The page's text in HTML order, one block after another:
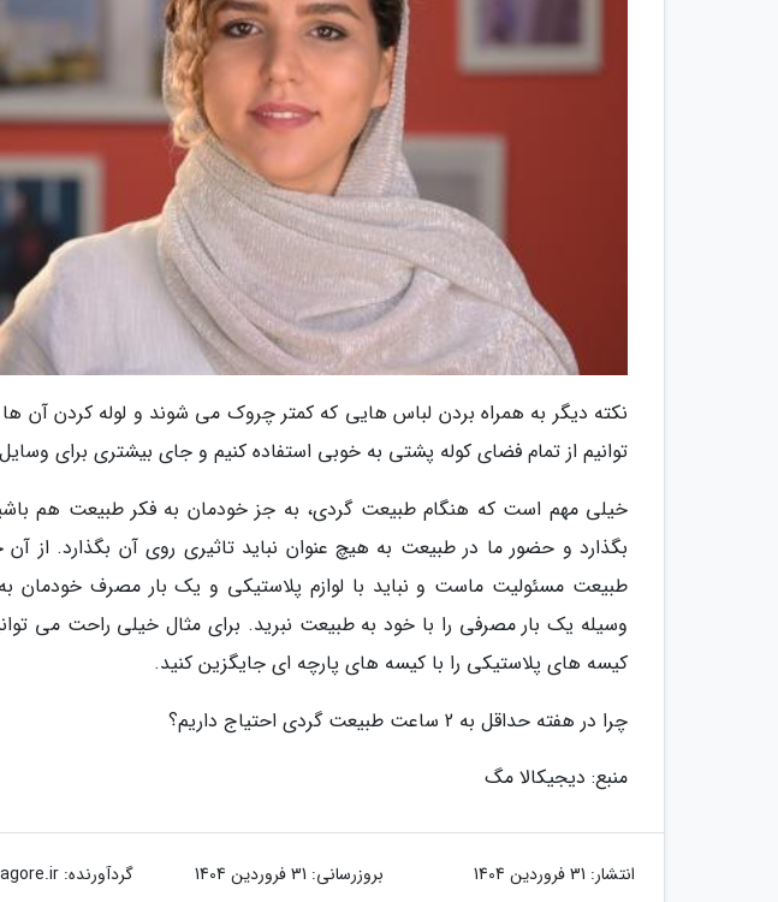
نکته دیگر به همراه بردن لباس هایی که کمتر چروک می شوند و لوله کردن آن
توانیم از تمام فضای کوله پشتی به خوبی استفاده کنیم و جای بیشتری برای
خیلی مهم است که هنگام طبیعت گردی، به جز خودمان به فکر طبیعت هم
بگذارد و حضور ما در طبیعت به هیچ عنوان نباید تاثیری روی آن بگذارد. از
طبیعت مسئولیت ماست و نباید با لوازم پلاستیکی و یک بار مصرف خودمان
وسیله یک بار مصرفی را با خود به طبیعت نبرید. برای مثال خیلی راحت می
کیسه های پلاستیکی را با کیسه های پارچه ای جایگزین کنید.
چرا در هفته حداقل به 2 ساعت طبیعت گردی احتیاج داریم؟
منبع: دیجیکالا مگ
انتشار: 31 فروردین 1404 بروزرسانی: 31 فروردین 1404 گردآورنده: